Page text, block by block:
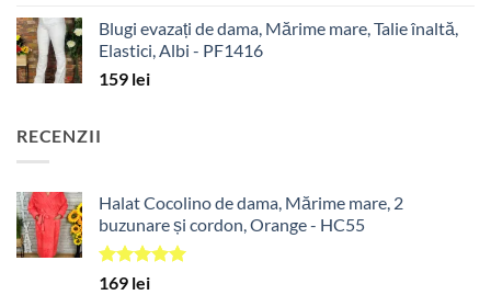
a
fost:
este:
162 lei.
Blugi evazați de dama, Mărime mare, Talie înaltă,
Elastici, Albi - PF1416
159 lei
RECENZII
Halat Cocolino de dama, Mărime mare, 2
buzunare și cordon, Orange - HC55
Evaluat la
169 lei